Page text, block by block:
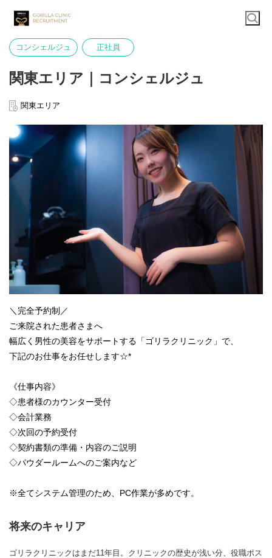
コンシェルジュ 正社員
関東エリア｜コンシェルジュ
関東エリア
＼完全予約制／
ご来院された患者さまへ
幅広く男性の美容をサポートする「ゴリラクリニック」で、
下記のお仕事をお任せします☆*
《仕事内容》
◇患者様のカウンター受付
◇会計業務
◇次回の予約受付
◇契約書類の準備・内容のご説明
◇パウダールームへのご案内など
※全てシステム管理のため、PC作業が多めです。
将来のキャリア
ゴリラクリニックはまだ11年目。クリニックの歴史が浅い分、役職ポス